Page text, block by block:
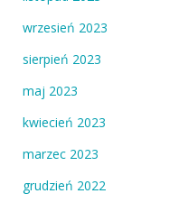
wrzesień 2023
sierpień 2023
maj 2023
kwiecień 2023
marzec 2023
grudzień 2022